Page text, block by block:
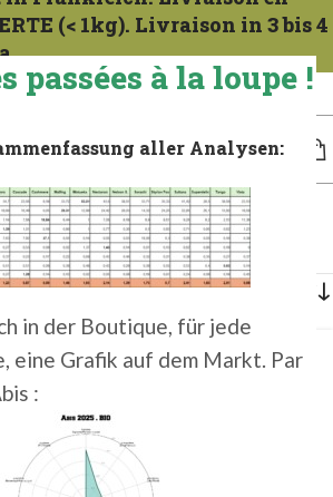
passées à la loupe !
aller Analysen:
in der Boutique, für jede
eine Grafik auf dem Markt. Par
:
(< 1kg). Livraison in 3 bis 4
Gießen Sie das französische Gericht 1 bis 2 Tage
gießen.
angezeigt